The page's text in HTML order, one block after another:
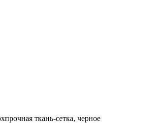
ткань-сетка, черное